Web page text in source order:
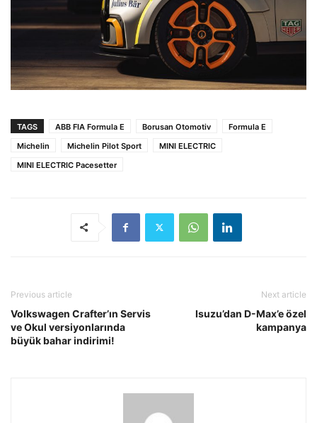
TAGS ABB FIA Formula E Borusan Otomotiv
Formula E
Michelin
Michelin Pilot Sport
MINI ELECTRIC
MINI ELECTRIC Pacesetter
Previous article
Volkswagen Crafter’ın Servis
ve Okul versiyonlarında
büyük bahar indirimi!
Next article
Isuzu’dan D-Max’e özel
kampanya